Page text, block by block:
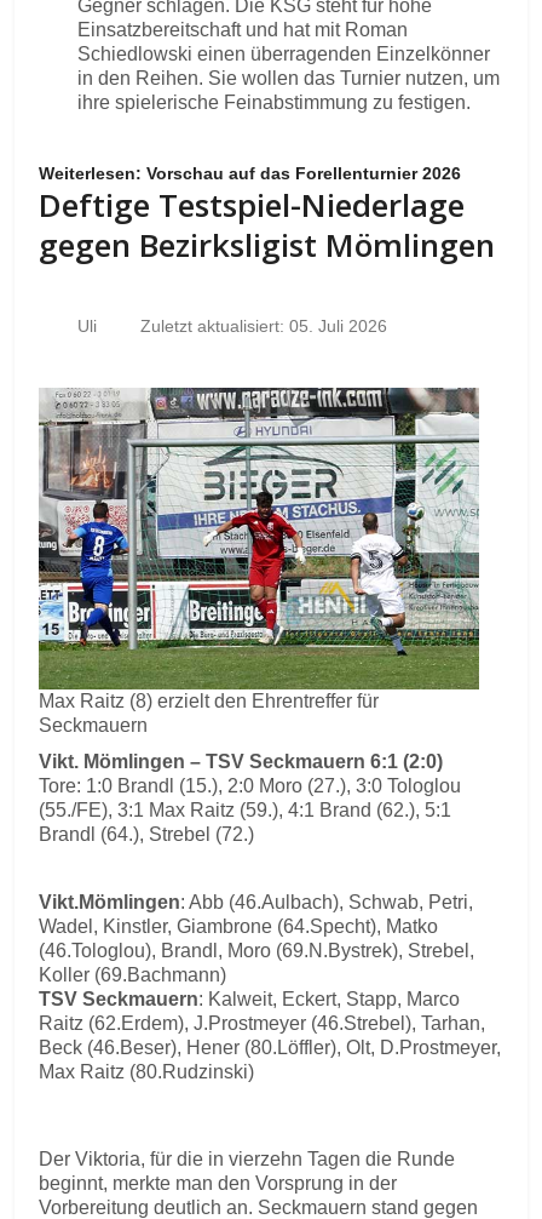
Gegner schlagen. Die KSG steht für hohe
Einsatzbereitschaft und hat mit Roman
Schiedlowski einen überragenden Einzelkönner
in den Reihen. Sie wollen das Turnier nutzen, um
ihre spielerische Feinabstimmung zu festigen.
Weiterlesen: Vorschau auf das Forellenturnier 2026
Deftige Testspiel-Niederlage
gegen Bezirksligist Mömlingen
Uli Zuletzt aktualisiert: 05. Juli 2026
Max Raitz (8) erzielt den Ehrentreffer für
Seckmauern
Vikt. Mömlingen – TSV Seckmauern 6:1 (2:0)
Tore: 1:0 Brandl (15.), 2:0 Moro (27.), 3:0 Tologlou
(55./FE), 3:1 Max Raitz (59.), 4:1 Brand (62.), 5:1
Brandl (64.), Strebel (72.)
Vikt.Mömlingen: Abb (46.Aulbach), Schwab, Petri,
Wadel, Kinstler, Giambrone (64.Specht), Matko
(46.Tologlou), Brandl, Moro (69.N.Bystrek), Strebel,
Koller (69.Bachmann)
TSV Seckmauern: Kalweit, Eckert, Stapp, Marco
Raitz (62.Erdem), J.Prostmeyer (46.Strebel), Tarhan,
Beck (46.Beser), Hener (80.Löffler), Olt, D.Prostmeyer,
Max Raitz (80.Rudzinski)
Der Viktoria, für die in vierzehn Tagen die Runde
beginnt, merkte man den Vorsprung in der
Vorbereitung deutlich an. Seckmauern stand gegen